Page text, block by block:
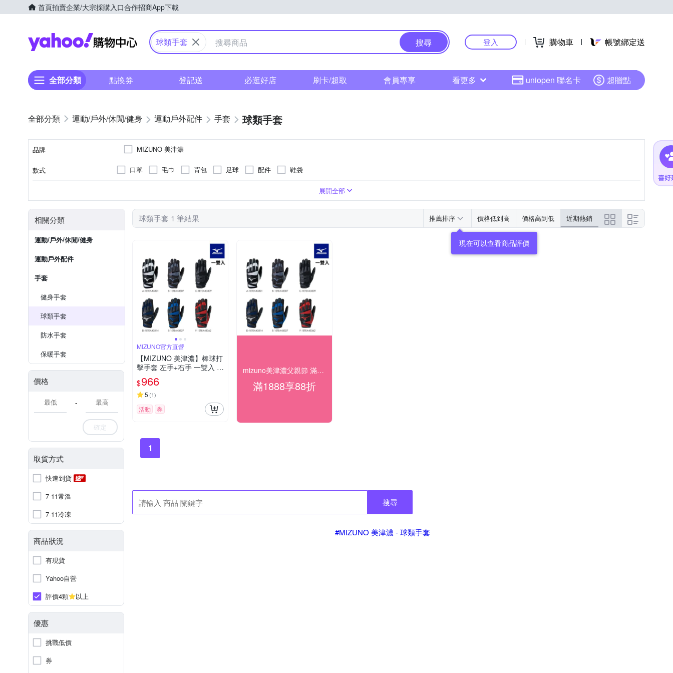
首頁拍賣企業/大宗採購入口合作招商App下載
Yahoo購物中心
球類手套 搜尋 登入 購物車 帳號綁定送
全部分類 點換券 登記送 必逛好店 刷卡/超取 會員專享 看更多 uniopen 聯名卡 超贈點
運動/戶外/休閒/健身 運動戶外配件 手套 球類手套
品牌 MIZUNO 美津濃
款式 口罩 毛巾 背包 足球 配件 鞋袋
展開全部
相關分類
運動/戶外/休閒/健身
運動戶外配件
手套
健身手套
球類手套
防水手套
保暖手套
價格
-
確定
取貨方式
快速到貨
7-11常溫
7-11冷凍
商品狀況
有現貨
Yahoo自營
評價4顆
以上
優惠
挑戰低價
券
球類手套 1 筆結果 推薦排序 價格低到高 價格高到低 近期熱銷
現在可以查看商品評價
MIZUNO官方直營
【MIZUNO 美津濃】棒球打
擊手套 左手+右手 一雙入 1
ETEA433XX(打擊手套)
$966
5 (1)
活動 券
mizuno美津濃父親節 滿1888再88折
滿1888享88折
1
搜尋
#MIZUNO 美津濃 - 球類手套